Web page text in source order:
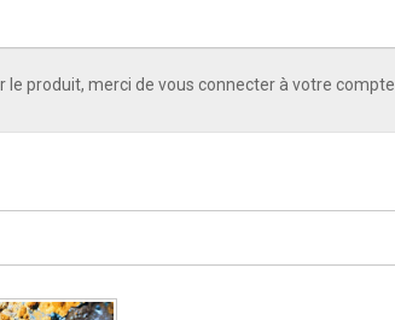
produit, merci de vous connecter à votre compte.